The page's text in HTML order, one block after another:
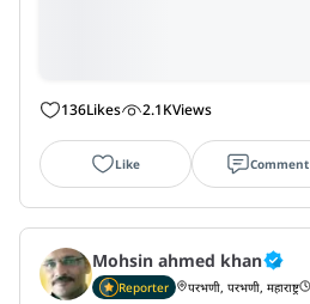
136Likes 2.1KViews
Like Comment
Mohsin ahmed khan
Reporter परभणी, परभणी, महाराष्ट्र